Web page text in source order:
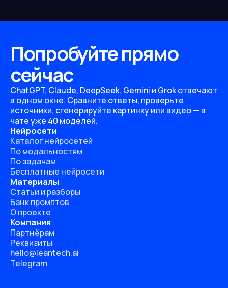
Попробуйте прямо
сейчас
ChatGPT, Claude, DeepSeek, Gemini и Grok отвечают
в одном окне. Сравните ответы, проверьте
источники, сгенерируйте картинку или видео — в
чате уже 40 моделей.
Нейросети
Каталог нейросетей
По модальностям
По задачам
Бесплатные нейросети
Материалы
Статьи и разборы
Банк промптов
О проекте
Компания
Партнёрам
Реквизиты
hello@leantech.ai
Telegram